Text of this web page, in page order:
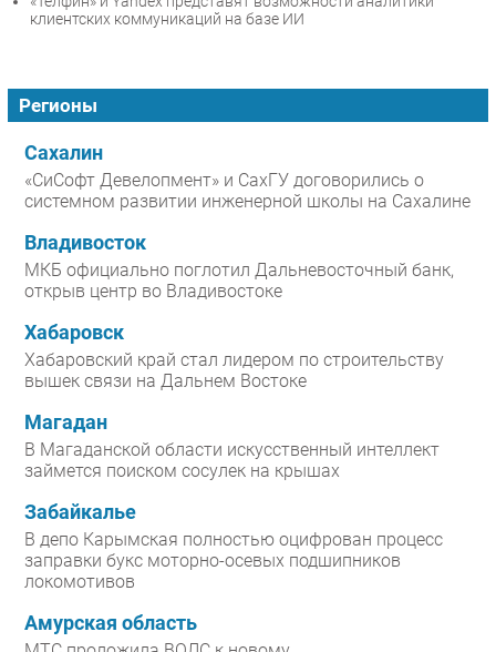
клиентских коммуникаций на базе ИИ
Регионы
Сахалин
«СиСофт Девелопмент» и СахГУ договорились о
системном развитии инженерной школы на Сахалине
Владивосток
МКБ официально поглотил Дальневосточный банк,
открыв центр во Владивостоке
Хабаровск
Хабаровский край стал лидером по строительству
вышек связи на Дальнем Востоке
Магадан
В Магаданской области искусственный интеллект
займется поиском сосулек на крышах
Забайкалье
В депо Карымская полностью оцифрован процесс
заправки букс моторно-осевых подшипников
локомотивов
Амурская область